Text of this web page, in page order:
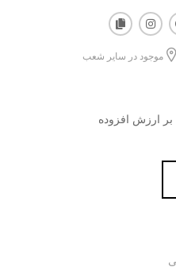
موجود در سایر شعب
10 % مالیات بر ارزش افزوده